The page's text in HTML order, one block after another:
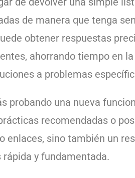
de manera que tenga
obtener respuestas
ahorrando tiempo en
a problemas
probando una nueva
recomendadas o
enlaces, sino también un
y fundamentada.